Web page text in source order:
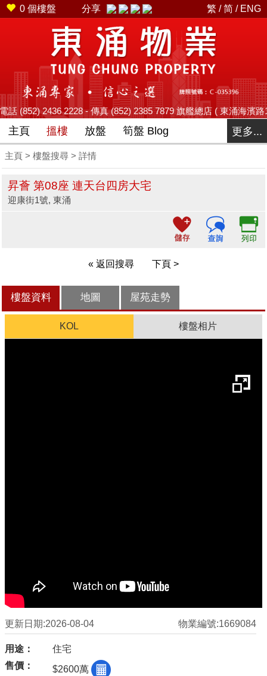
0 個樓盤 分享 繁 /简 / ENG
2436 2228 - 傳真 (852) 2385 7879 旗艦總店 ( 東涌
主頁 搵樓 放盤 筍盤 Blog 更多...
主頁 > 樓盤搜尋 > 詳情
昇薈 第08座 連天台四房大宅
迎康街1號, 東涌
« 返回搜尋 下頁 >
樓盤資料 地圖 屋苑走勢
KOL 樓盤相片
更新日期:2026-08-04 物業編號:1669084
用途：
住宅
售價：
$2600萬